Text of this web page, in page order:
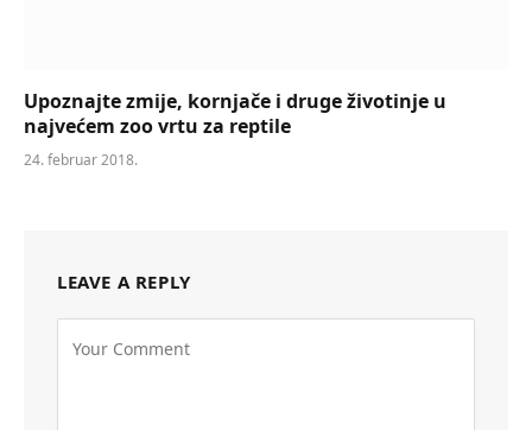
Upoznajte zmije, kornjače i druge životinje u
najvećem zoo vrtu za reptile
24. februar 2018.
LEAVE A REPLY